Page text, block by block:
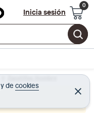
Inicia sesión
yde cookies C
e
r
Zapatillas Hombre